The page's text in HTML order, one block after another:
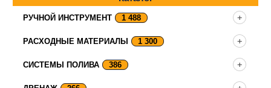
РУЧНОЙ ИНСТРУМЕНТ 1 488
РАСХОДНЫЕ МАТЕРИАЛЫ 1 300
СИСТЕМЫ ПОЛИВА 386